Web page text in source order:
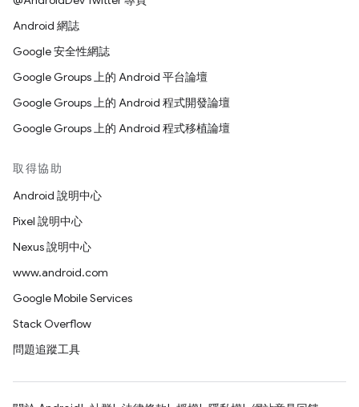
Android 網誌
Google 安全性網誌
Google Groups 上的 Android 平台論壇
Google Groups 上的 Android 程式開發論壇
Google Groups 上的 Android 程式移植論壇
取得協助
Android 說明中心
Pixel 說明中心
Nexus 說明中心
www.android.com
Google Mobile Services
Stack Overflow
問題追蹤工具